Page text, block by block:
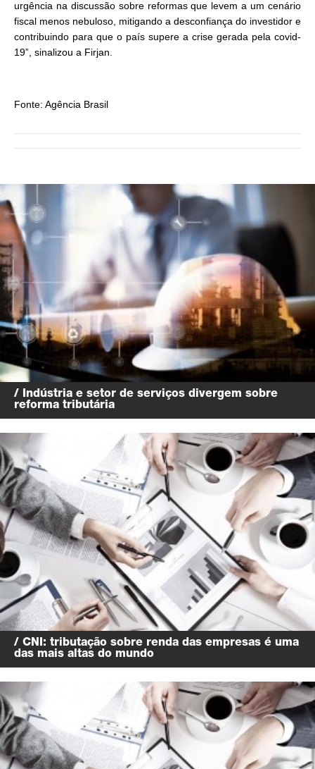
urgência na discussão sobre reformas que levem a um cenário
fiscal menos nebuloso, mitigando a desconfiança do investidor e
contribuindo para que o país supere a crise gerada pela covid-
19”, sinalizou a Firjan.
Fonte: Agência Brasil
/ Indústria e setor de serviços divergem sobre
reforma tributária
/ CNI: tributação sobre renda das empresas é uma
das mais altas do mundo